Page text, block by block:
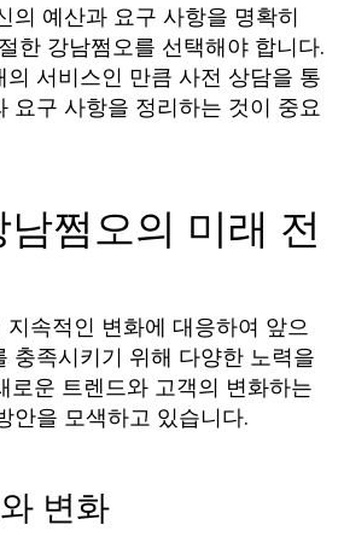
의 예산과 요구 사항을 명확히
한 강남쩜오를 선택해야 합니다.
서비스인 만큼 사전 상담을 통
요구 사항을 정리하는 것이 중요
쩜오의 미래 전
속적인 변화에 대응하여 앞으
충족시키기 위해 다양한 노력을
로운 트렌드와 고객의 변화하는
안을 모색하고 있습니다.
변화